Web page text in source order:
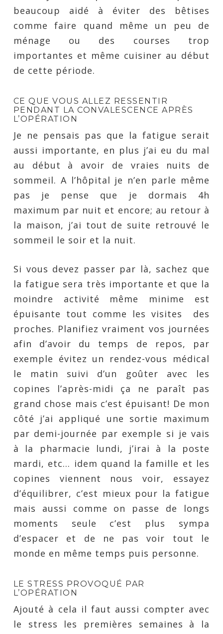
beaucoup aidé à éviter des bêtises
comme faire quand même un peu de
ménage ou des courses trop
importantes et même cuisiner au début
de cette période.
CE QUE VOUS ALLEZ RESSENTIR
PENDANT LA CONVALESCENCE APRÈS
L’OPÉRATION
Je ne pensais pas que la fatigue serait
aussi importante, en plus j’ai eu du mal
au début à avoir de vraies nuits de
sommeil. A l’hôpital je n’en parle même
pas je pense que je dormais 4h
maximum par nuit et encore; au retour à
la maison, j’ai tout de suite retrouvé le
sommeil le soir et la nuit.
Si vous devez passer par là, sachez que
la fatigue sera très importante et que la
moindre activité même minime est
épuisante tout comme les visites des
proches. Planifiez vraiment vos journées
afin d’avoir du temps de repos, par
exemple évitez un rendez-vous médical
le matin suivi d’un goûter avec les
copines l’après-midi ça ne paraît pas
grand chose mais c’est épuisant! De mon
côté j’ai appliqué une sortie maximum
par demi-journée par exemple si je vais
à la pharmacie lundi, j’irai à la poste
mardi, etc… idem quand la famille et les
copines viennent nous voir, essayez
d’équilibrer, c’est mieux pour la fatigue
mais aussi comme on passe de longs
moments seule c’est plus sympa
d’espacer et de ne pas voir tout le
monde en même temps puis personne.
LE STRESS PROVOQUÉ PAR
L’OPÉRATION
Ajouté à cela il faut aussi compter avec
le stress les premières semaines à la